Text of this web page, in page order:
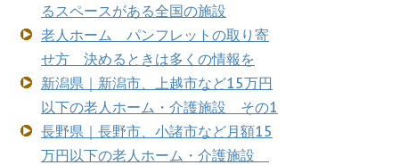
るスペースがある全国の施設
老人ホーム パンフレットの取り寄
せ方 決めるときは多くの情報を
新潟県｜新潟市、上越市など15万円
以下の老人ホーム・介護施設 その1
長野県｜長野市、小諸市など月額15
万円以下の老人ホーム・介護施設